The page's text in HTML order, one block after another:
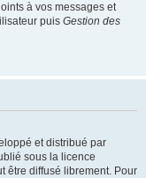
à vos messages et
puis Gestion des
et distribué par
sous la licence
être diffusé librement. Pour